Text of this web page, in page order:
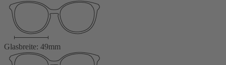
Glasbreite: 49mm